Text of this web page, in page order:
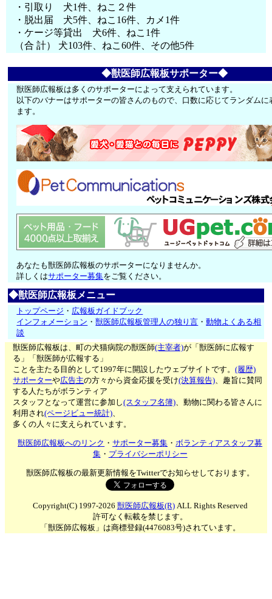
・引取り 犬1件、ねこ２件
・脱出届 犬5件、ねこ16件、カメ1件
・ケージ等貸出 犬6件、ねこ1件
（合 計） 犬103件、ねこ60件、その他5件
◆獣医師広報板サポーター◆
獣医師広報板は多くのサポーターによって支えられています。
以下のバナーはサポーターの皆さんのもので、口数に応じてランダムに
ます。
あなたも獣医師広報板のサポーターになりませんか。
詳しくはサポーター募集をご覧ください。
◆獣医師広報板メニュー
トップページ ・ 広報板ガイドブック
インフォメーション ・獣医師広報板管理人の独り言 ・動物よくある相
談
獣医師広報板は、町の犬猫病院の獣医師(主宰者)が「獣医師に広報す
る」「獣医師が広報する」
ことを主たる目的として1997年に開設したウェブサイトです。(履歴)
サポーターや広告主の方々から資金応援を受け(決算報告)、趣旨に賛同
する人たちがボランティア
スタッフとなって運営に参加し(スタッフ名簿)、動物に関わる皆さんに
利用され(ページビュー統計)、
多くの人々に支えられています。
獣医師広報板へのリンク ・サポーター募集 ・ボランティアスタッフ募
集・ プライバシーポリシー
獣医師広報板の最新更新情報をTwitterでお知らせしております。
Copyright(C) 1997-2026 獣医師広報板(R)ALL Rights Reserved
許可なく転載を禁じます。
「獣医師広報板」は商標登録(4476083号)されています。